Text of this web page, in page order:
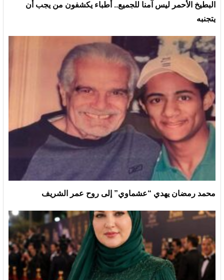
البطيخ الأحمر ليس آمنا للجميع.. أطباء يكشفون من يجب أن
يتجنبه
محمد رمضان يهدي “عشماوي” إلى روح عمر الشريف